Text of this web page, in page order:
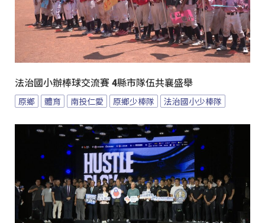
法治國小辦棒球交流賽 4縣市隊伍共襄盛舉
原鄉 體育 南投仁愛 原鄉少棒隊 法治國小少棒隊